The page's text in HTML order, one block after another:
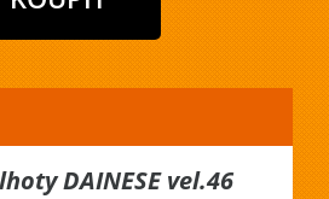
DAINESE vel.46